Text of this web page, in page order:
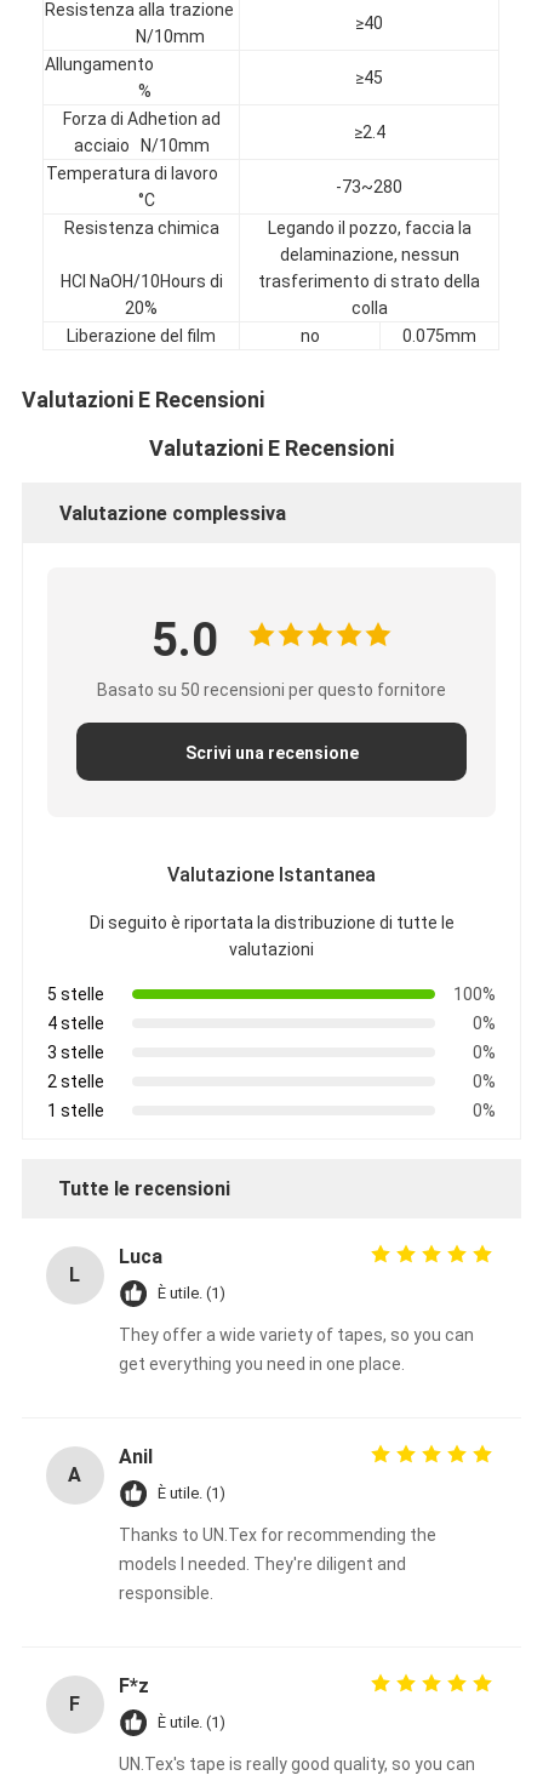
Giro della fabbrica
Controllo di qualità
Contattici
Nastro adesivo dell'isolamento
Nastro dell'isolamento del panno di vetro
Nastro termoresistente dell'isolamento
Nastro adesivo del panno di vetro
Nastro adesivo del film del Polyimide
Nastro adesivo del di alluminio
Nastro della tela della stagnola
Nastro di condotta del panno
Nastro adesivo dell'ANIMALE DOMESTICO
Colata di investimento di precisione
Tavola di isolamento elettrico
Resistenza alla trazione
N/10mm
≥40
Allungamento
%
≥45
Forza di Adhetion ad
acciaio N/10mm
≥2.4
Temperatura di lavoro
°C
-73~280
Resistenza chimica
HCl NaOH/10Hours di
20%
Legando il pozzo, faccia la
delaminazione, nessun
trasferimento di strato della
colla
Liberazione del film
no 0.075mm
Valutazioni E Recensioni
Valutazioni E Recensioni
Valutazione complessiva
5.0
Basato su 50 recensioni per questo fornitore
Scrivi una recensione
Valutazione Istantanea
Di seguito è riportata la distribuzione di tutte le
valutazioni
5 stelle
100%
4 stelle
0%
3 stelle
0%
2 stelle
0%
1 stelle
0%
Tutte le recensioni
L
Luca
È utile. (1)
They offer a wide variety of tapes, so you can
get everything you need in one place.
A
Anil
È utile. (1)
Thanks to UN.Tex for recommending the
models I needed. They're diligent and
responsible.
F
F*z
È utile. (1)
UN.Tex's tape is really good quality, so you can